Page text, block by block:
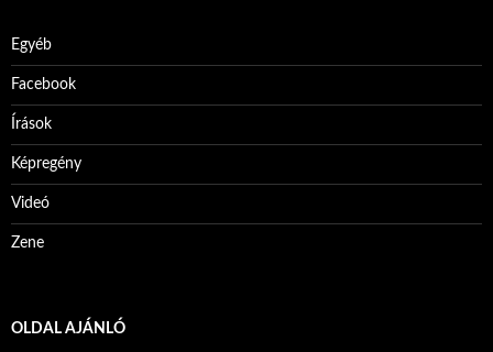
Egyéb
Facebook
Írások
Képregény
Videó
Zene
OLDAL AJÁNLÓ